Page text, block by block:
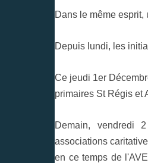
Dans le même
Depuis lundi, les
Ce jeudi 1er
primaires St Régis et
Demain, vendredi
associations
en ce temps de